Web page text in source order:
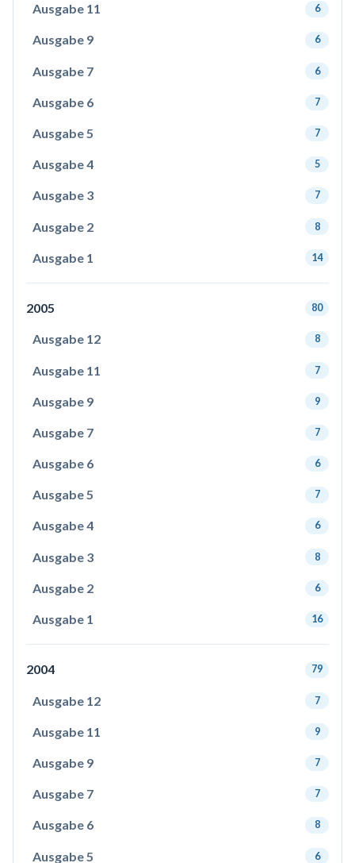
Ausgabe 11 6
Ausgabe 9 6
Ausgabe 7 6
Ausgabe 6 7
Ausgabe 5 7
Ausgabe 4 5
Ausgabe 3 7
Ausgabe 2 8
Ausgabe 1 14
2005 80
Ausgabe 12 8
Ausgabe 11 7
Ausgabe 9 9
Ausgabe 7 7
Ausgabe 6 6
Ausgabe 5 7
Ausgabe 4 6
Ausgabe 3 8
Ausgabe 2 6
Ausgabe 1 16
2004 79
Ausgabe 12 7
Ausgabe 11 9
Ausgabe 9 7
Ausgabe 7 7
Ausgabe 6 8
Ausgabe 5 6